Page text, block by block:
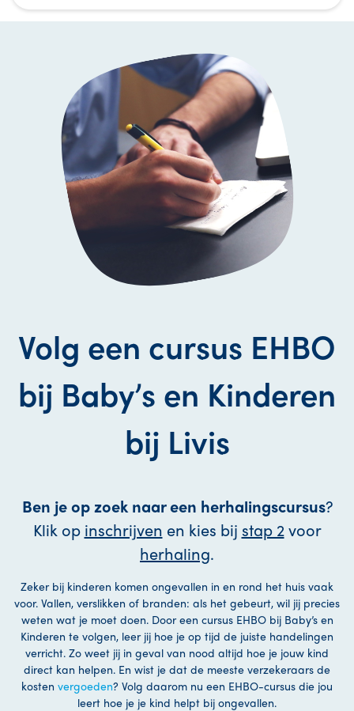
Volg een cursus EHBO
bij Baby’s en Kinderen
bij Livis
Ben je op zoek naar een herhalingscursus?
Klik op inschrijven en kies bij stap 2voor
herhaling.
Zeker bij kinderen komen ongevallen in en rond het huis vaak
voor. Vallen, verslikken of branden: als het gebeurt, wil jij precies
weten wat je moet doen. Door een cursus EHBO bij Baby’s en
Kinderen te volgen, leer jij hoe je op tijd de juiste handelingen
verricht. Zo weet jij in geval van nood altijd hoe je jouw kind
direct kan helpen. En wist je dat de meeste verzekeraars de
kosten vergoeden? Volg daarom nu een EHBO-cursus die jou
leert hoe je je kind helpt bij ongevallen.